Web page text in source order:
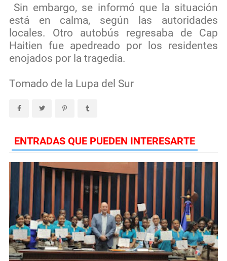
Sin embargo, se informó que la situación
está en calma, según las autoridades
locales. Otro autobús regresaba de Cap
Haitien fue apedreado por los residentes
enojados por la tragedia.
Tomado de la Lupa del Sur
ENTRADAS QUE PUEDEN INTERESARTE